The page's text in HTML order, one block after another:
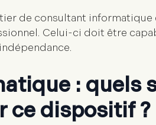
de consultant informatique
Celui-ci doit être
: quels
ce dispositif ?